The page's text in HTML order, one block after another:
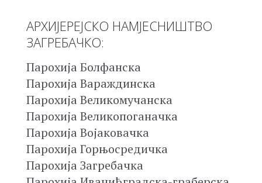
АРХИЈЕРЕЈСКО НАМЈЕСНИШТВО
ЗАГРЕБАЧКО:
Парохија Болфанска
Парохија Вараждинска
Парохија Великомучанска
Парохија Великопоганачка
Парохија Војаковачка
Парохија Горњосредичка
Парохија Загребачка